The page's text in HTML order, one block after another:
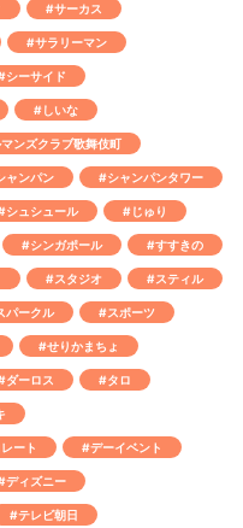
#サーカス
#サラリーマン
シーサイド
#しいな
ンズクラブ歌舞伎町
ャンパン #シャンパンタワー
シュシュール #じゅり
#シンガポール #すすきの
#スタジオ #スティル
パークル #スポーツ
#せりかまちょ
ダーロス #タロ
ート #デーイベント
ディズニー
#テレビ朝日